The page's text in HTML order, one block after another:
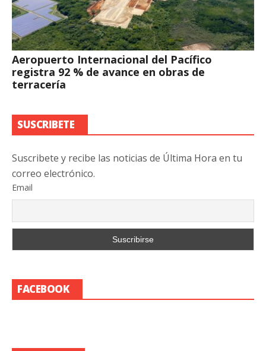
Aeropuerto Internacional del Pacífico
registra 92 % de avance en obras de
terracería
SUSCRIBETE
Suscribete y recibe las noticias de Última Hora en tu
correo electrónico.
Email
FACEBOOK